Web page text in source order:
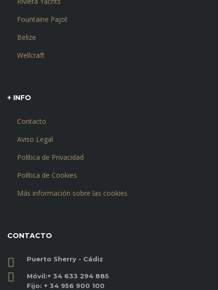
Fountaine Pajot
Belize
Wellcraft
+ INFO
Contacto
Aviso Legal
Política de Privacidad
Política de Cookies
Más información sobre las cookies
CONTACTO
Puerto Sherry - Cádiz
Móvil:+ 34 633 294 885
Fijo: + 34 956 900 100